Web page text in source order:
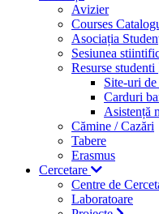
Avizier
Courses
Asociația
Sesiunea
Resurse studenti
Site-uri de
Carduri
Asistență
Cămine / Cazări
Tabere
Erasmus
Cercetare
Centre de
Laboratoare